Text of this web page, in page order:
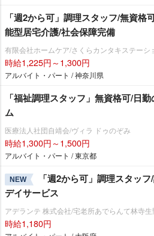
「週2から可」調理スタッフ/無資
能型居宅介護/社会保障完備
有限会社ホームケア/さくらカンタキステーシ
時給1,225円～1,300円
アルバイト・パート / 神奈川県
「福祉調理スタッフ」無資格可/日
ム
医療法人社団自靖会/ヴィラ ドゥのぞみ
時給1,300円～1,500円
アルバイト・パート / 東京都
NEW
「週2から可」調理スタッ
デイサービス
アデランテ 株式会社/宅老所あでらんて林寺
時給1,180円